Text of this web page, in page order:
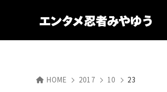
HOME 2017 10 23